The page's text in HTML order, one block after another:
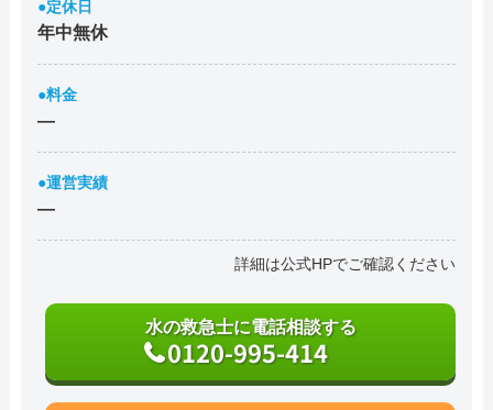
●定休日
年中無休
●料金
―
●運営実績
―
詳細は公式HPでご確認ください
水の救急士に電話相談する
0120-995-414